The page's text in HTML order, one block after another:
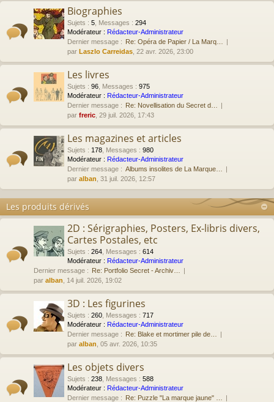
Biographies
Sujets : 5 Messages : 294
Modérateur : Rédacteur-Administrateur
Dernier message : Re: Opéra de Papier / La Marq…
par Laszlo Carreidas , 22 avr. 2026, 23:00
Les livres
Sujets : 96 Messages : 975
Modérateur : Rédacteur-Administrateur
Dernier message : Re: Novellisation du Secret d…
par freric , 29 juil. 2026, 17:43
Les magazines et articles
Sujets : 178 Messages : 980
Modérateur : Rédacteur-Administrateur
Dernier message : Albums insolites de La Marque…
par alban , 31 juil. 2026, 12:57
Les produits dérivés
2D : Sérigraphies, Posters, Ex-libris divers,
Cartes Postales, etc
Sujets : 264 Messages : 614
Modérateur : Rédacteur-Administrateur
Dernier message : Re: Portfolio Secret - Archiv…
par alban , 14 juil. 2026, 19:02
3D : Les figurines
Sujets : 260 Messages : 717
Modérateur : Rédacteur-Administrateur
Dernier message : Re: Blake et mortimer pile de…
par alban , 05 avr. 2026, 10:35
Les objets divers
Sujets : 238 Messages : 588
Modérateur : Rédacteur-Administrateur
Dernier message : Re: Puzzle "La marque jaune" …